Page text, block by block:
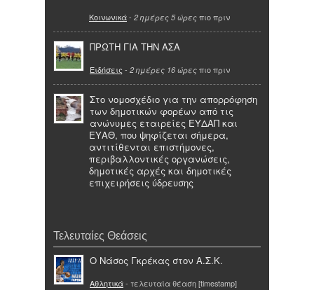
Κοινωνικά- 2 ημέρες 5 ώρες πιο πριν
ΠΡΩΤΗ ΓΙΑ ΤΗΝ ΑΣΑ
Ειδήσεις - 2 ημέρες 16 ώρες πιο πριν
Στο νομοσχέδιο για την απορρόφηση
των δημοτικών φορέων από τις
ανώνυμες εταιρείες ΕΥΔΑΠ και
ΕΥΑΘ, που ψηφίζεται σήμερα,
αντιτίθενται επιστήμονες,
περιβαλλοντικές οργανώσεις,
δημοτικές αρχές και δημοτικές
επιχειρήσεις ύδρευσης
Τελευταίες Θεάσεις
Ο Νάσος Γκρέκας στον Α.Σ.Κ.
Αθλητικά- τελευταία θέαση [timestamp]